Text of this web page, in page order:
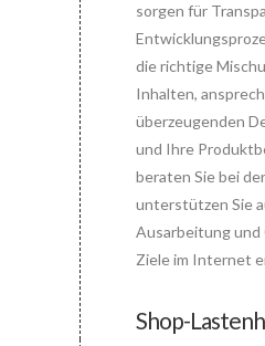
sorgen für
die richtige
Inhalten,
überzeugenden
und Ihre
beraten Sie bei
unterstützen Sie
Ausarbeitung und
Ziele im Internet
Shop-